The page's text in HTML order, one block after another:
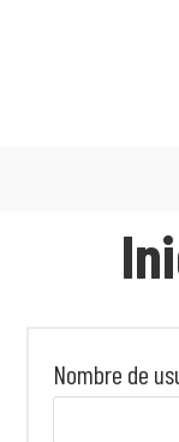
Nombre de